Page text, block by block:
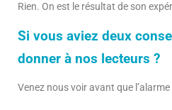
Rien. On est le résultat de son
Si vous aviez deux
donner à nos lecteurs ?
Venez nous voir avant que l’alarme